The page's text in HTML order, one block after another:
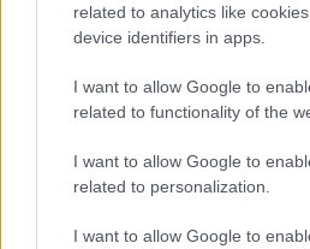
related to analytics like
device identifiers in apps.
I want to allow Google to
related to functionality of the
I want to allow Google to
related to personalization.
I want to allow Google to
Bukásra áll
Mark
károgók
PCW.lite | 2022.10.14
Mark
mikor
PCW.lite| 2022.08.26